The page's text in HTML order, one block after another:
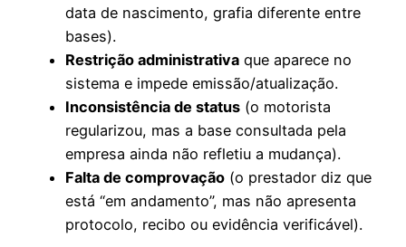
data de nascimento, grafia diferente entre
bases).
Restrição administrativa que aparece no
sistema e impede emissão/atualização.
Inconsistência de status (o motorista
regularizou, mas a base consultada pela
empresa ainda não refletiu a mudança).
Falta de comprovação (o prestador diz que
está “em andamento”, mas não apresenta
protocolo, recibo ou evidência verificável).